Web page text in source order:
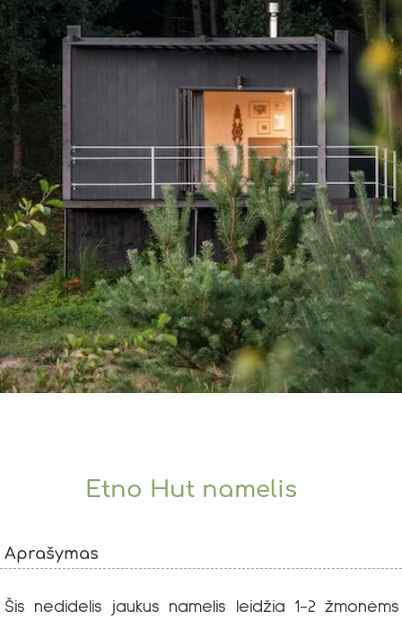
Etno Hut namelis
Aprašymas
Šis nedidelis jaukus namelis leidžia 1-2